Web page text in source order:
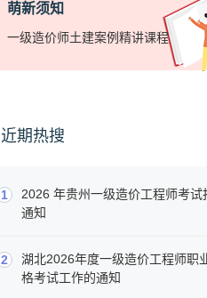
萌新须知
一级造价师土建案例精讲课程
近期热搜
1
2026 年贵州一级造价工程师考试
通知
2
湖北2026年度一级造价工程师职
格考试工作的通知